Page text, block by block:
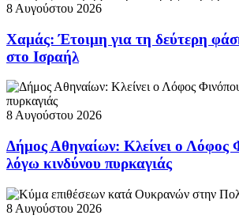
8 Αυγούστου 2026
Χαμάς: Έτοιμη για τη δεύτερη
στο Ισραήλ
8 Αυγούστου 2026
Δήμος Αθηναίων: Κλείνει ο Λόφος
λόγω κινδύνου πυρκαγιάς
8 Αυγούστου 2026